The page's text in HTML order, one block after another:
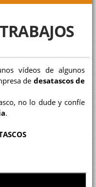
vídeos de algunos
de desatascos de
no lo dude y confíe
.